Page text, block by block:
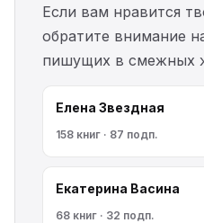
Если вам нравится
обратите внимание
пишущих в смежных
Елена Звездная
158 книг · 87 подп.
Екатерина Васина
68 книг · 32 подп.